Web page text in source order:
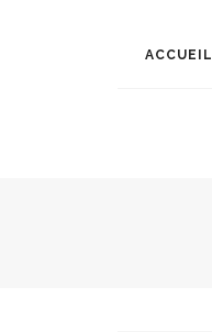
ACCUEIL